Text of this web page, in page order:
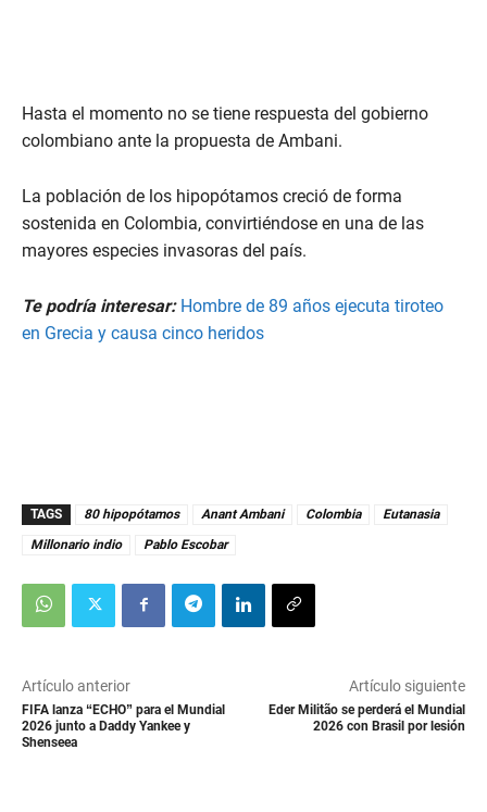
Hasta el momento no se tiene respuesta del gobierno
colombiano ante la propuesta de Ambani.
La población de los hipopótamos creció de forma
sostenida en Colombia, convirtiéndose en una de las
mayores especies invasoras del país.
Te podría interesar: Hombre de 89 años ejecuta tiroteo
en Grecia y causa cinco heridos
TAGS 80 hipopótamos Anant Ambani Colombia
Eutanasia
Millonario indio
Pablo Escobar
Artículo anterior
FIFA lanza “ECHO” para el Mundial
2026 junto a Daddy Yankee y
Shenseea
Artículo siguiente
Eder Militão se perderá el Mundial
2026 con Brasil por lesión